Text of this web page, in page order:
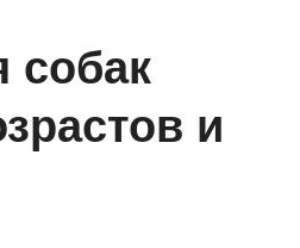
собак
и